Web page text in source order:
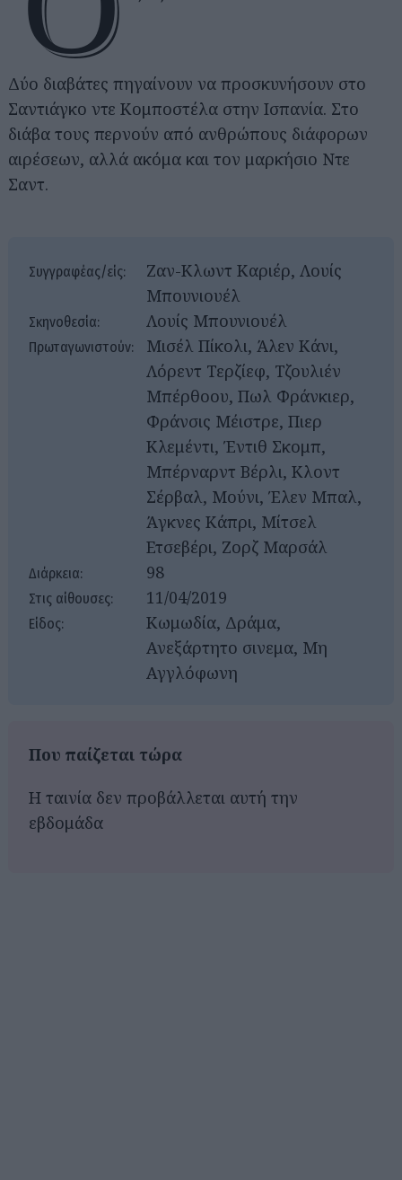
Δύο διαβάτες πηγαίνουν να προσκυνήσουν στο
Σαντιάγκο ντε Κομποστέλα στην Ισπανία. Στο
διάβα τους περνούν από ανθρώπους διάφορων
αιρέσεων, αλλά ακόμα και τον μαρκήσιο Ντε
Σαντ.
Συγγραφέας/είς:
Ζαν-Κλωντ Καριέρ, Λουίς
Μπουνιουέλ
Σκηνοθεσία: Λουίς Μπουνιουέλ
Πρωταγωνιστούν:
Μισέλ Πίκολι, Άλεν Κάνι,
Λόρεντ Τερζίεφ, Τζουλιέν
Μπέρθοου, Πωλ Φράνκιερ,
Φράνσις Μέιστρε, Πιερ
Κλεμέντι, Έντιθ Σκομπ,
Μπέρναρντ Βέρλι, Κλοντ
Σέρβαλ, Μούνι, Έλεν Μπαλ,
Άγκνες Κάπρι, Μίτσελ
Ετσεβέρι, Ζορζ Μαρσάλ
Διάρκεια: 98
Στις αίθουσες: 11/04/2019
Είδος:
Κωμωδία, Δράμα,
Ανεξάρτητο σινεμα, Μη
Αγγλόφωνη
Που παίζεται τώρα
Η ταινία δεν προβάλλεται αυτή την
εβδομάδα